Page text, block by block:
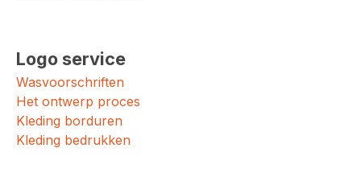
Logo service
Wasvoorschriften
Het ontwerp proces
Kleding borduren
Kleding bedrukken